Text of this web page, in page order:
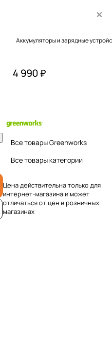
Аккумуляторы и зарядные
4 990 ₽
Все товары Greenworks
Все товары категории
Цена действительна только для
интернет-магазина и может
отличаться от цен в розничных
магазинах